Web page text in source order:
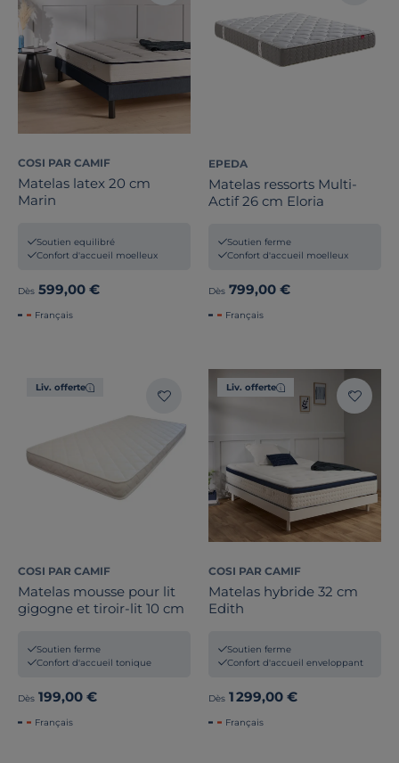
COSI PAR CAMIF
Matelas latex 20 cm
Marin
Soutien equilibré
Confort d'accueil moelleux
Dès 599,00 €
Français
EPEDA
Matelas ressorts Multi-
Actif 26 cm Eloria
Soutien ferme
Confort d'accueil moelleux
Dès 799,00 €
Français
Liv. offerte
COSI PAR CAMIF
Matelas mousse pour lit
gigogne et tiroir-lit 10 cm
Soutien ferme
Confort d'accueil tonique
Dès 199,00 €
Français
Liv. offerte
COSI PAR CAMIF
Matelas hybride 32 cm
Edith
Soutien ferme
Confort d'accueil enveloppant
Dès 1 299,00 €
Français